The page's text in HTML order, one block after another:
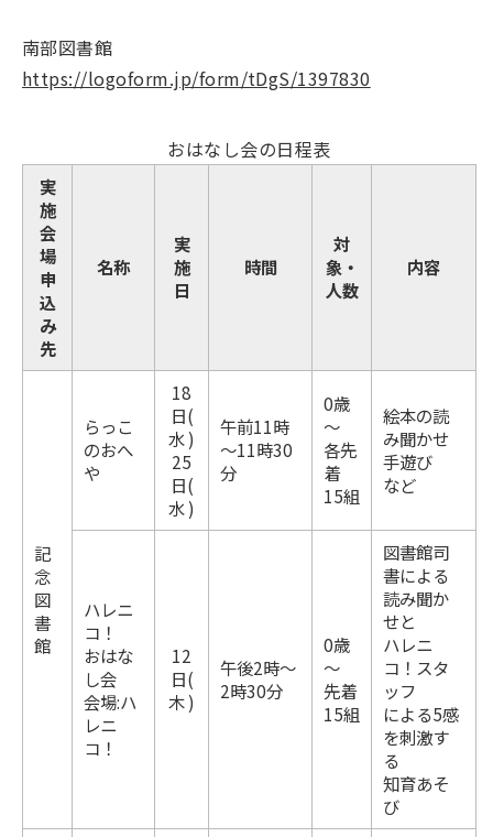
南部図書館
https://logoform.jp/form/tDgS/1397830
おはなし会の日程表
実
施
会
場
申
込
み
先
名称
実
施
日
時間
対
象・
人数
内容
記
念
図
書
館
らっこ
のおへ
や
18
日(
水 )
25
日(
水 )
午前11時
～11時30
分
0歳
～
各先
着
15組
絵本の読
み聞かせ
手遊び
など
ハレニ
コ！
おはな
し会
会場:ハ
レニ
コ！
12
日(
木 )
午後2時～
2時30分
0歳
～
先着
15組
図書館司
書による
読み聞か
せと
ハレニ
コ！スタ
ッフ
による5感
を刺激す
る
知育あそ
び